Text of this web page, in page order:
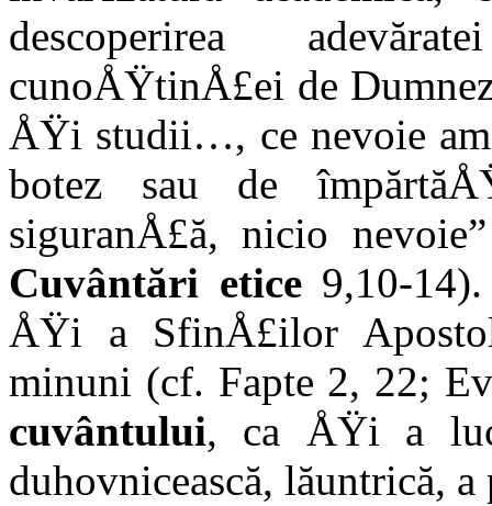
descoperirea
cunoÅŸtinÅ£ei de
ÅŸi studii…, ce nevoie
botez sau de
siguranÅ£ă, nicio
Cuvântări etice9,10-14).
ÅŸi a SfinÅ£ilor
minuni (cf. Fapte 2, 22;
cuvântului, ca ÅŸi a
duhovnicească, lăuntrică,